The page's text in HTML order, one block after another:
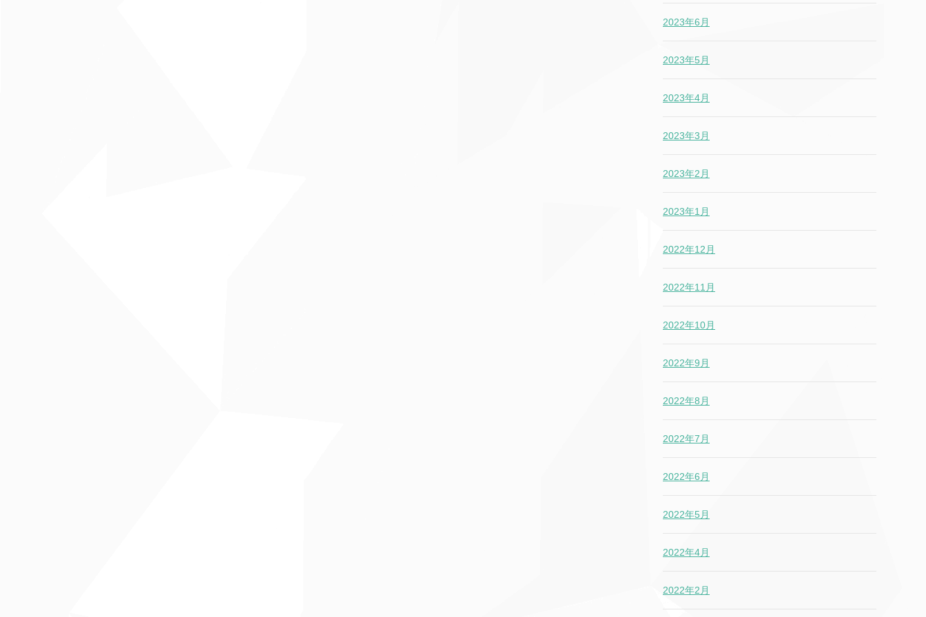
2023年6月
2023年5月
2023年4月
2023年3月
2023年2月
2023年1月
2022年12月
2022年11月
2022年10月
2022年9月
2022年8月
2022年7月
2022年6月
2022年5月
2022年4月
2022年2月